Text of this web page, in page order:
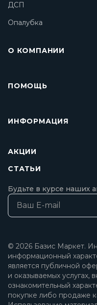
ДСП
Опалубка
О КОМПАНИИ
ПОМОЩЬ
ИНФОРМАЦИЯ
АКЦИИ
СТАТЬИ
Будьте в курсе наших
© 2026 Базис Маркет.
информационный
является публичной
и оказываемых услугах,
ознакомительный
покупке либо продаже